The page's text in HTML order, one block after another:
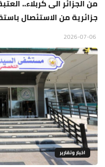
من الجزائر الى كربلاء..
جزائرية من الاستئصال
اخبار وتقارير